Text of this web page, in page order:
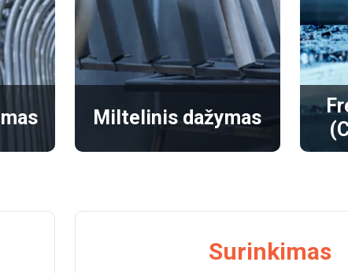
Miltelinis dažymas
Surinkimas